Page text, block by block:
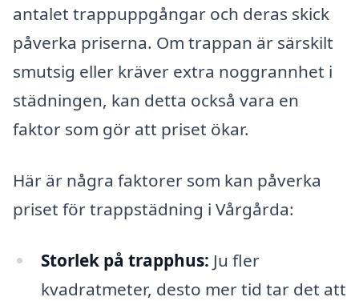
antalet trappuppgångar och deras skick
påverka priserna. Om trappan är särskilt
smutsig eller kräver extra noggrannhet i
städningen, kan detta också vara en
faktor som gör att priset ökar.
Här är några faktorer som kan påverka
priset för trappstädning i Vårgårda:
Storlek på trapphus: Ju fler
kvadratmeter, desto mer tid tar det att